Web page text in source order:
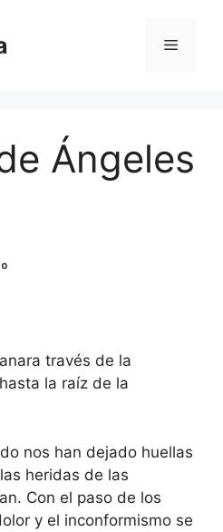
Menú
Ángeles
través de la
la raíz de la
nos han dejado huellas
heridas de las
Con el paso de los
y el inconformismo se